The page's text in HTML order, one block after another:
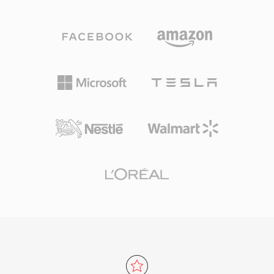
Lossless لضغط الأرشفة بدون فقدان، وWMA Voice
منح التكامل العميق مع Windows وWindows Media
Player ومنظومة Zune لـ WMA ميزة توزيع قوية
الحقوق الرقمية (DRM) منه جاذباً لمتاجر الموسيقى
للتشغيل على أي جهاز Windows. تحسّن الدعم عبر
الوسائط القديمة، رغم أن المرمّزات الأحدث حلّت